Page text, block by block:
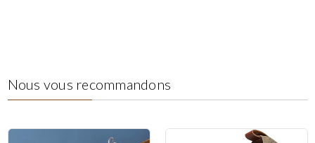
Nous vous recommandons